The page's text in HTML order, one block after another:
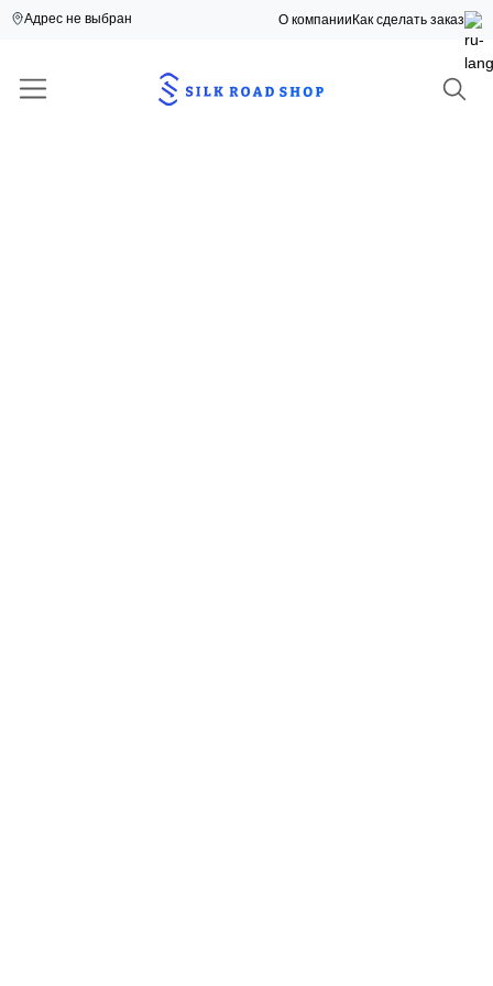
Адрес не выбран О компании Как сделать заказ